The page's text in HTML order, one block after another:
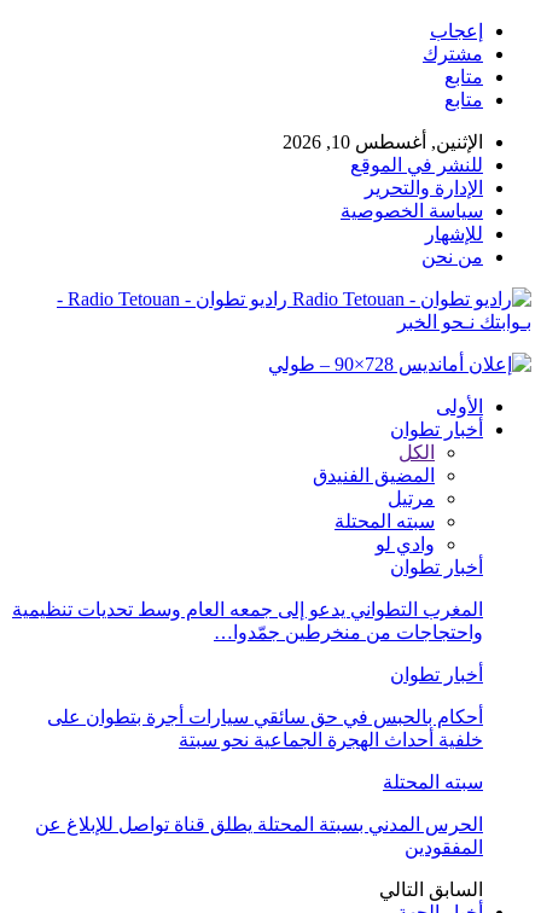
إعجاب
مشترك
متابع
متابع
الإثنين, أغسطس 10, 2026
للنشر في الموقع
الإدارة والتحرير
سياسة الخصوصية
للإشهار
من نحن
راديو تطوان - Radio Tetouan -
بـوابتك نـحو الخبر
الأولى
أخبار تطوان
الكل
المضيق الفنيدق
مرتيل
سبته المحتلة
وادي لو
أخبار تطوان
المغرب التطواني يدعو إلى جمعه العام وسط تحديات تنظيمية
واحتجاجات من منخرطين جمّدوا…
أخبار تطوان
أحكام بالحبس في حق سائقي سيارات أجرة بتطوان على
خلفية أحداث الهجرة الجماعية نحو سبتة
سبته المحتلة
الحرس المدني بسبتة المحتلة يطلق قناة تواصل للإبلاغ عن
المفقودين
السابق التالي